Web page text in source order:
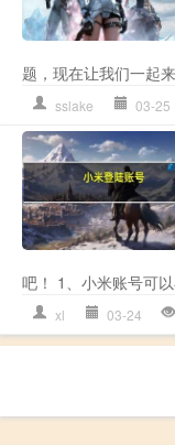
题，现在让我们一起
sslake 03-25
吧！ 1、小米账号可
xl 03-24